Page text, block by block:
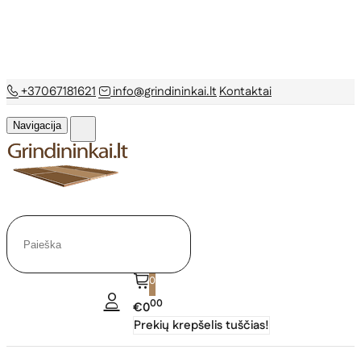
+37067181621 info@grindininkai.lt Kontaktai
Navigacija
0
€000
Prekių krepšelis tuščias!